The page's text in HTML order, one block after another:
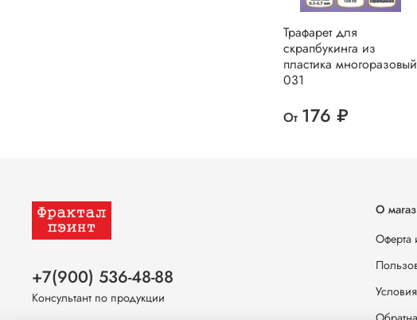
Трафарет для
скрапбукинга из
пластика многоразовый
031
От 176 ₽
О
Оферта
+7(900) 536-48-88
Консультант по продукции